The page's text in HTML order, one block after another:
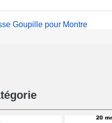
Goupille pour Montre